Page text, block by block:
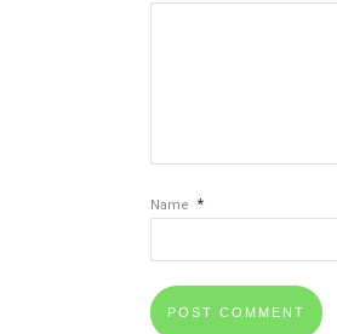
Name *